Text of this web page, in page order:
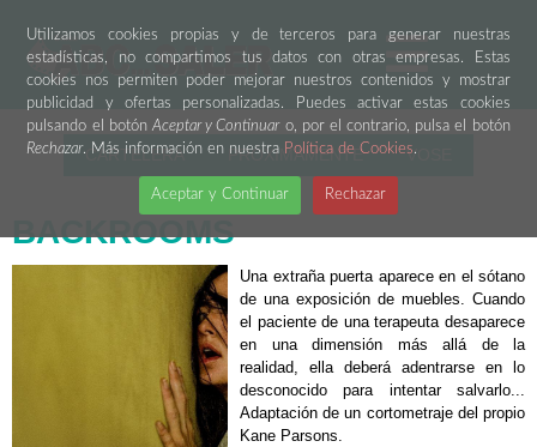
Utilizamos cookies propias y de terceros para generar nuestras
estadísticas, no compartimos tus datos con otras empresas. Estas
cookies nos permiten poder mejorar nuestros contenidos y mostrar
publicidad y ofertas personalizadas. Puedes activar estas cookies
pulsando el botón Aceptar y Continuaro, por el contrario, pulsa el botón
Rechazar. Más información en nuestra Política de Cookies.
Aceptar y Continuar Rechazar
CARTELERA PRÓXIMAMENTE VOSE
BACKROOMS
Una extraña puerta aparece en el sótano
de una exposición de muebles. Cuando
el paciente de una terapeuta desaparece
en una dimensión más allá de la
realidad, ella deberá adentrarse en lo
desconocido para intentar salvarlo...
Adaptación de un cortometraje del propio
Kane Parsons.